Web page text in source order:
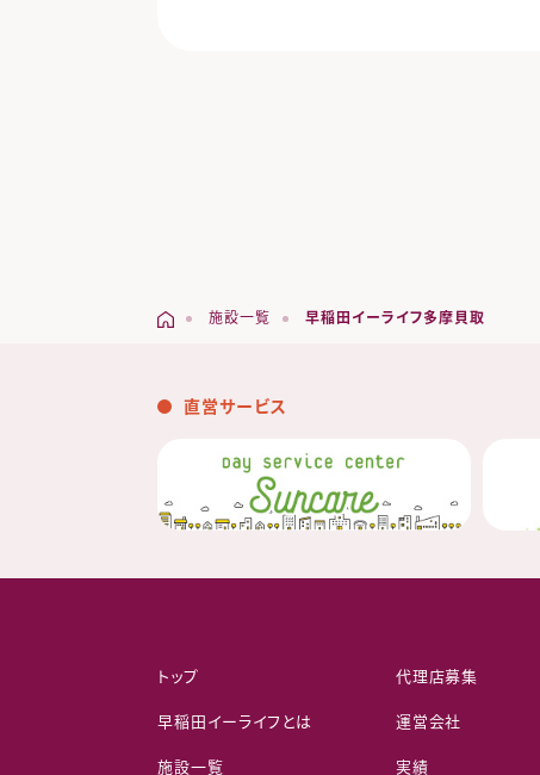
施設一覧 早稲田イーライフ多摩貝取
直営サービス
トップ
早稲田イーライフとは
施設一覧
代理店募集
運営会社
実績